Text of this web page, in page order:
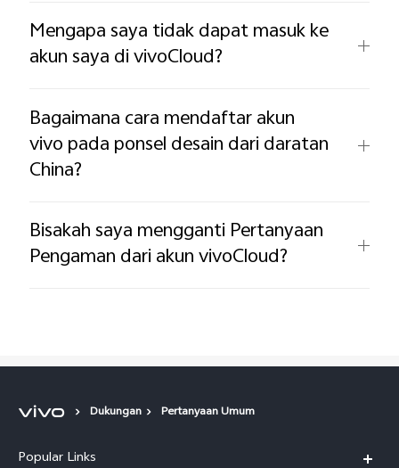
Mengapa saya tidak dapat masuk ke
akun saya di vivoCloud?
Bagaimana cara mendaftar akun
vivo pada ponsel desain dari daratan
China?
Bisakah saya mengganti Pertanyaan
Pengaman dari akun vivoCloud?
Dukungan Pertanyaan Umum
Popular Links